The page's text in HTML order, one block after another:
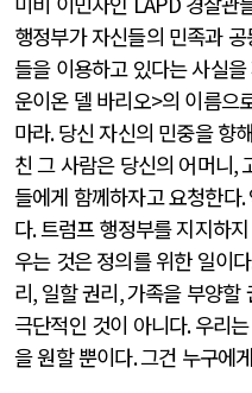
행정부가 자신들의 민족과
들을 이용하고 있다는 사실
운이온 델 바리오>의 이름으
마라.당신 자신의 민중을 향
친 그 사람은 당신의 어머니,
들에게 함께하자고 요청한다.
다.트럼프 행정부를 지지하
우는 것은 정의를 위한 일이다
리, 일할 권리,가족을 부양할
극단적인 것이 아니다.우리
을 원할 뿐이다.그건 누구에